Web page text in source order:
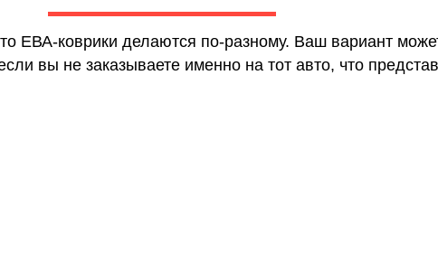
ЕВА-коврики делаются по-разному. Ваш вариант
вы не заказываете именно на тот авто, что